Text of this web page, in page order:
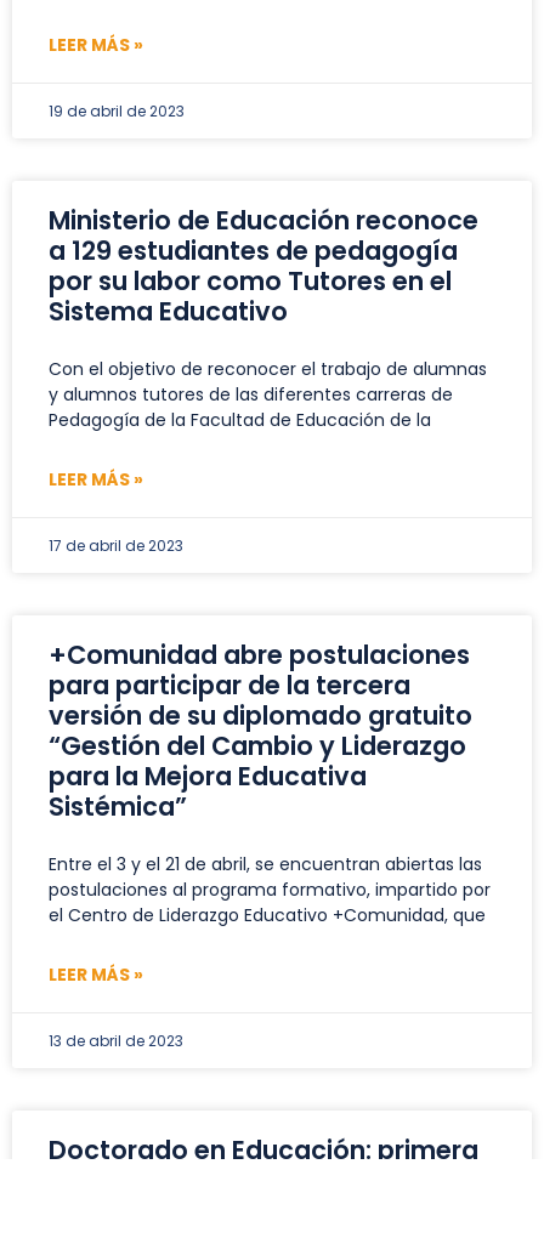
LEER MÁS »
19 de abril de 2023
Ministerio de Educación reconoce
a 129 estudiantes de pedagogía
por su labor como Tutores en el
Sistema Educativo
Con el objetivo de reconocer el trabajo de alumnas
y alumnos tutores de las diferentes carreras de
Pedagogía de la Facultad de Educación de la
LEER MÁS »
17 de abril de 2023
+Comunidad abre postulaciones
para participar de la tercera
versión de su diplomado gratuito
“Gestión del Cambio y Liderazgo
para la Mejora Educativa
Sistémica”
Entre el 3 y el 21 de abril, se encuentran abiertas las
postulaciones al programa formativo, impartido por
el Centro de Liderazgo Educativo +Comunidad, que
LEER MÁS »
13 de abril de 2023
Doctorado en Educación: primera